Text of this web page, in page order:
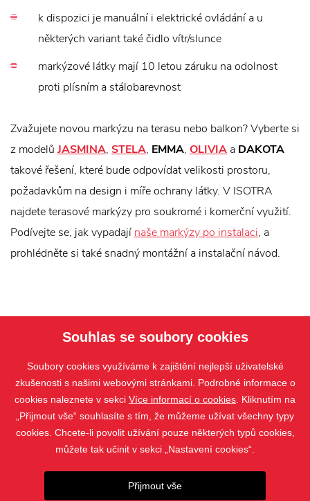
k dispozici je manuální i elektrické ovládání a u
některých variant také čidlo vítr/slunce
markýzové látky mají 10 letou záruku na odolnost
proti plísním a stálobarevnost
Zvažujete novou markýzu na terasu nebo balkon? Vyberte si
z modelů JASMINA, STELA, EMMA, OLIVIA a DAKOTA
takové řešení, které bude odpovídat velikosti prostoru,
požadavkům na design i míře ochrany látky. V ISOTRA
najdete terasové markýzy pro soukromé i komerční využití.
Podívejte se, jak vypadají naše markýzy po instalaci, a
prohlédněte si také snadný montážní a instalační návod.
PRODUKTY
Souhlas se soubory cookies
Soubory cookies využíváme k zajištění nejlepší uživatelské
zkušenosti s našimi webovými stránkami. Podrobné informace o
cookies naleznete v sekci Více informací o cookies . Kliknutím na
„Přijmout vše“ souhlasíte s tím, že můžeme užívat všechny typy
cookies. Chcete-li povolit užívání pouze některých typů cookies,
můžete tak učinit v sekci „Nastavení cookies“.
Přijmout vše